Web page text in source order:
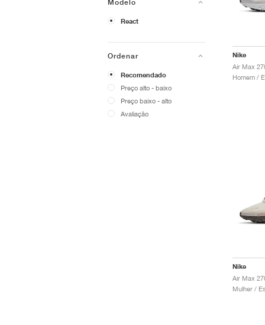
Modelo
React
Ordenar
Recomendado
Preço alto - baixo
Preço baixo - alto
Avaliação
Nike
Nike